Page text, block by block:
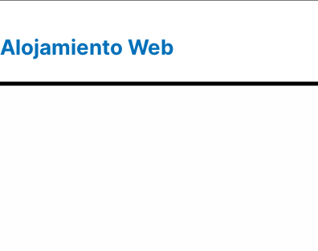
Alojamiento Web